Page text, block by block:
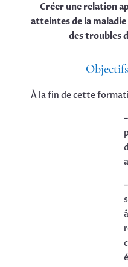
Créer une relation
atteintes de la
des troubles
À la fin de cette